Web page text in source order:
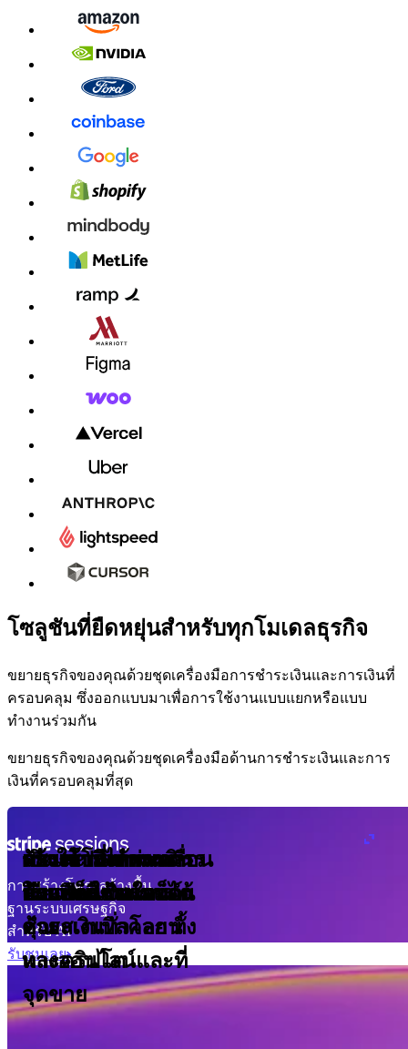
โซลูชันที่ยืดหยุ่นสำหรับทุกโมเดลธุรกิจ
ขยายธุรกิจของคุณด้วยชุดเครื่องมือการชำระเงินและการเงินที่
ครอบคลุม ซึ่งออกแบบมาเพื่อการใช้งานแบบแยกหรือแบบ
ทำงานร่วมกัน
ขยายธุรกิจของคุณด้วยชุดเครื่องมือด้านการชำระเงินและการ
เงินที่ครอบคลุมที่สุด
รับและเพิ่ม
ประสิทธิภาพการ
ชำระเงินทั่วโลก ทั้ง
ทางออนไลน์และที่
จุดขาย
เปิดใช้โมเดลการ
เรียกเก็บเงินใดก็ได้
กเกจ
ยกเก็บ
อน
หน่วย
าน
ท
ช้
น
าน
า
สร้างรายได้ผ่านการ
ค้าแบบใช้เอเจนต์
สร้างโปรแกรมการ
ออกบัตร
การเข้าถึงการเคลื่อน
ย้ายเงินไร้พรมแดน
ด้วยสเตเบิลคอยน์
และคริปโต
ผสานการชำระเงิน
ในแพลตฟอร์มของ
คุณ
การสร้างโครงสร้างพื้น
ฐานระบบเศรษฐกิจ
สำหรับ AI
รับชมเลย